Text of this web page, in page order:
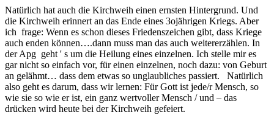
Natürlich hat auch die Kirchweih einen ernsten Hintergrund. Und
die Kirchweih erinnert an das Ende eines 3ojährigen Kriegs. Aber
ich frage: Wenn es schon dieses Friedenszeichen gibt, dass Kriege
auch enden können….dann muss man das auch weitererzählen. In
der Apg geht ' s um die Heilung eines einzelnen. Ich stelle mir es
gar nicht so einfach vor, für einen einzelnen, noch dazu: von Geburt
an gelähmt… dass dem etwas so unglaubliches passiert. Natürlich
also geht es darum, dass wir lernen: Für Gott ist jede/r Mensch, so
wie sie so wie er ist, ein ganz wertvoller Mensch / und – das
drücken wird heute bei der Kirchweih gefeiert.